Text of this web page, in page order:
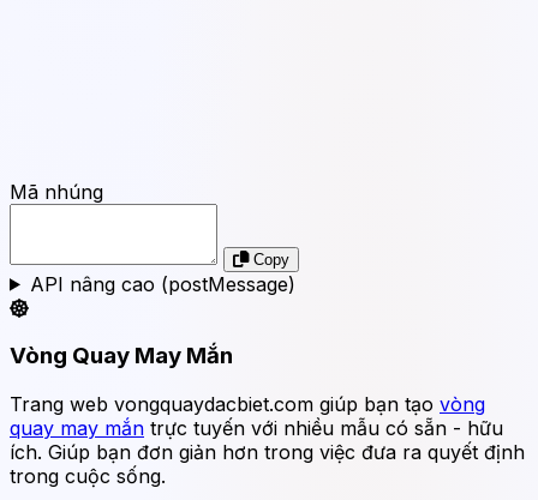
Mã nhúng
Copy
API nâng cao (postMessage)
Vòng Quay May Mắn
Trang web vongquaydacbiet.com giúp bạn tạo vòng
quay may mắn trực tuyến với nhiều mẫu có sẵn - hữu
ích. Giúp bạn đơn giản hơn trong việc đưa ra quyết định
trong cuộc sống.